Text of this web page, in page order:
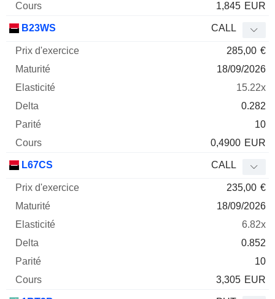
1,845 EUR
B23WS CALL
285,00 €
18/09/2026
15.22x
0.282
10
0,4900 EUR
L67CS CALL
235,00 €
18/09/2026
6.82x
0.852
10
3,305 EUR